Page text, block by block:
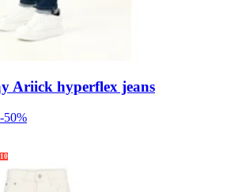
Ariick hyperflex jeans
-50%